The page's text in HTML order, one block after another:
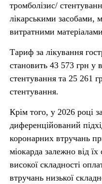
тромболізис/
лікарськими засобами,
витратними
Тариф за лікування
становить 43 573 грн у
стентування та 25 261
стентування.
Крім того, у 2026 році
диференційований
коронарних втручань
міокарда залежно від
високої складності
втручань низької